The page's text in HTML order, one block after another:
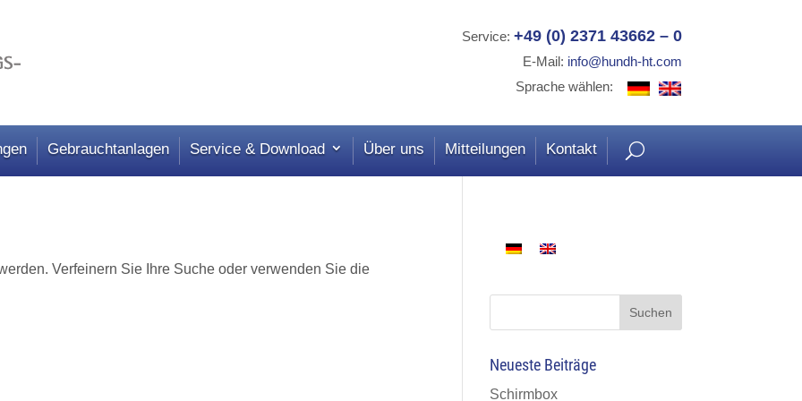
Service: +49 (0) 2371 43662 – 0
E-Mail: info@hundh-ht.com
Sprache wählen:
Gebrauchtanlagen Service & Download Über uns Mitteilungen Kontakt
Verfeinern Sie Ihre Suche oder verwenden Sie die
Suchen
Neueste Beiträge
Schirmbox